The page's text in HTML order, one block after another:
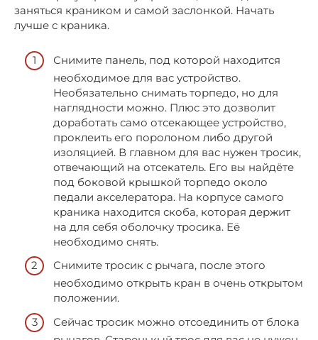
заняться краником и самой заслонкой. Начать
лучше с краника.
Снимите панель, под которой находится
необходимое для вас устройство.
Необязательно снимать торпедо, но для
наглядности можно. Плюс это дозволит
доработать само отсекающее устройство,
проклеить его поролоном либо другой
изоляцией. В главном для вас нужен тросик,
отвечающий на отсекатель. Его вы найдёте
под боковой крышкой торпедо около
педали акселератора. На корпусе самого
краника находится скоба, которая держит
на для себя оболочку тросика. Её
необходимо снять.
Снимите тросик с рычага, после этого
необходимо открыть кран в очень открытом
положении.
Сейчас тросик можно отсоединить от блока